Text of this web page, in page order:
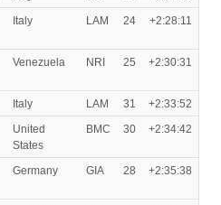
Italy LAM 24 +2:28:11
Venezuela NRI 25 +2:30:31
Italy LAM 31
+2:33:52
United
States
BMC 30 +2:34:42
Germany GIA 28 +2:35:38